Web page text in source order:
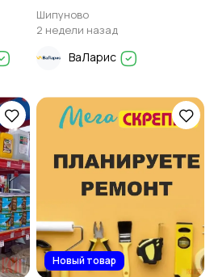
Профнастил от 2980
рублей Строительный
магазин ВаЛарис
Шипуново
Шипуново
2 недели назад
ВаЛарис
Новый товар